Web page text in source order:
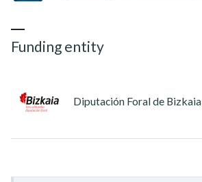
Funding entity
Diputación Foral de Bizkaia